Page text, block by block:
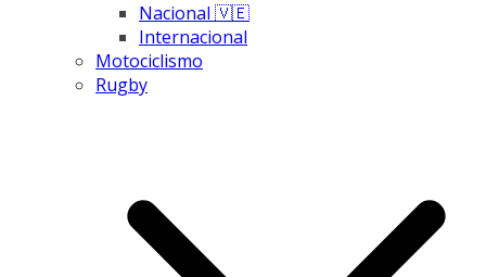
Nacional 🇻🇪
Internacional
Motociclismo
Rugby